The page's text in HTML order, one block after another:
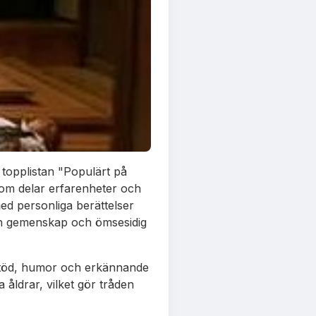
"Populärt på
delar erfarenheter och
personliga berättelser
och ömsesidig
humor och erkännande
åldrar, vilket gör tråden